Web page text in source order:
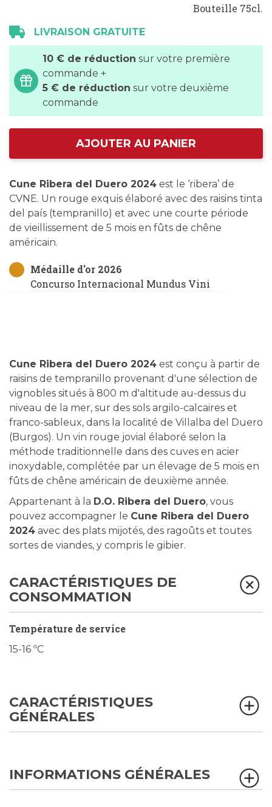
Bouteille 75cl.
LIVRAISON GRATUITE
10 € de réduction sur votre première
commande +
5 € de réduction sur votre deuxième
commande
AJOUTER AU PANIER
Cune Ribera del Duero 2024 est le ‘ribera’ de
CVNE. Un rouge exquis élaboré avec des raisins tinta
del país (tempranillo) et avec une courte période
de vieillissement de 5 mois en fûts de chêne
américain.
Médaille d'or 2026
Concurso Internacional Mundus Vini
Cune Ribera del Duero 2024 est conçu à partir de
raisins de tempranillo provenant d'une sélection de
vignobles situés à 800 m d'altitude au-dessus du
niveau de la mer, sur des sols argilo-calcaires et
franco-sableux, dans la localité de Villalba del Duero
(Burgos). Un vin rouge jovial élaboré selon la
méthode traditionnelle dans des cuves en acier
inoxydable, complétée par un élevage de 5 mois en
fûts de chêne américain de deuxième année.
Appartenant à la D.O. Ribera del Duero, vous
pouvez accompagner le Cune Ribera del Duero
2024 avec des plats mijotés, des ragoûts et toutes
sortes de viandes, y compris le gibier.
CARACTÉRISTIQUES DE
CONSOMMATION
Température de service
15-16 ºC
CARACTÉRISTIQUES
GÉNÉRALES
INFORMATIONS GÉNÉRALES